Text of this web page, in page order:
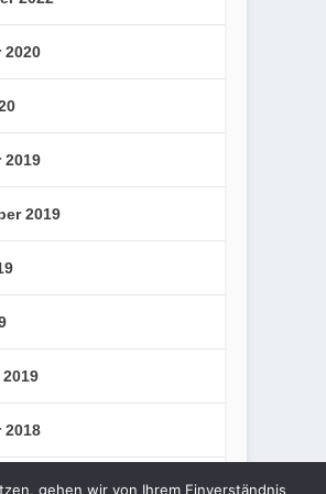
2020
2019
2019
2018
2018
gehen wir von Ihrem Einverständnis